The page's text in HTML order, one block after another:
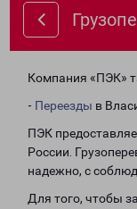
Компания «ПЭК»
- Переезды в
ПЭК
России.
надежно, с
Для того, чтобы